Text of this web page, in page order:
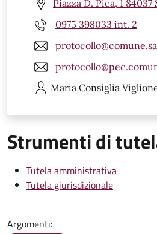
Piazza D. Pica, 1 84037
0975 398033 int. 2
Maria Consiglia
Strumenti di
Tutela amministrativa
Tutela giurisdizionale
Argomenti: